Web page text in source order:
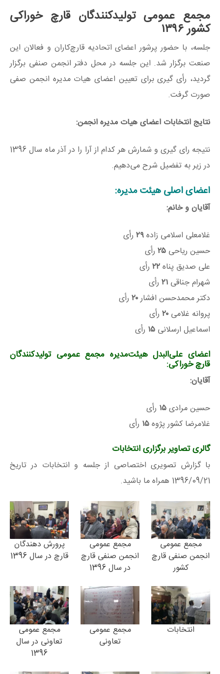
مجمع عمومی تولیدکنندگان قارچ خوراکی
کشور ۱۳۹۶
جلسه، با حضور پرشور اعضای اتحادیه قارچ‌کاران و فعالان این
صنعت برگزار شد. این جلسه در محل دفتر انجمن صنفی برگزار
گردید، رأی گیری برای تعیین اعضای هیات مدیره انجمن صفی
صورت گرفت.
نتایج انتخابات اعضای هیات مدیره انجمن:
نتیجه رای گیری و شمارش هر کدام از آرا را در آذر ماه سال 1396
در زیر به تفضیل شرح می‌دهیم.
اعضای اصلی هیئت‌ مدیره:
آقایان و خانم:
غلامعلی اسلامی زاده۲۹ رأی
حسین ریاحی ۲۵ رأی
علی صدیق پناه۲۲ رأی
شهرام جناقی ۲۱ رأی
دکتر محمدحسن افشار۲۰ رأی
پروانه غلامی ۲۰ رأی
اسماعیل ارسلانی ۱۵ رأی
اعضای علی‌البدل هیئت‌مدیره مجمع عمومی تولیدکنندگان
قارچ خوراکی:
آقایان:
حسین مرادی۱۵ رأی
غلامرضا کشور پژوه۱۵ رأی
گالری تصاویر برگزاریانتخابات
با گزارش تصویری اختصاصی از جلسه و انتخابات در تاریخ
1396/09/21 همراه ما باشید.
مجمع عمومی
انجمن صنفی قارچ
کشور
مجمع عمومی
انجمن صنفی قارچ
در سال 1396
پرورش دهندگان
قارچ در سال 1396
انتخابات
مجمع عمومی
تعاونی
مجمع عمومی
تعاونی در سال
1396